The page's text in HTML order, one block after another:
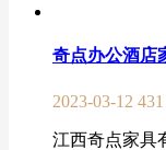
奇点办公酒店
2023-03-12 431
江西奇点家具